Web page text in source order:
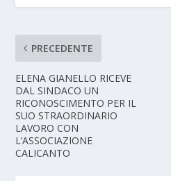
PRECEDENTE
ELENA GIANELLO RICEVE
DAL SINDACO UN
RICONOSCIMENTO PER IL
SUO STRAORDINARIO
LAVORO CON
L’ASSOCIAZIONE
CALICANTO